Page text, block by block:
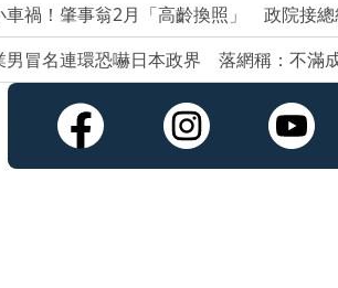
車禍！肇事翁2月「高齡換照」 政院接總
男冒名連環恐嚇日本政界 落網稱：不滿